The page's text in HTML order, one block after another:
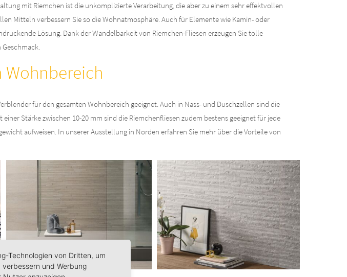
mit Riemchen ist die unkomplizierte Verarbeitung, die aber zu einem sehr effektvollen
Mitteln verbessern Sie so die Wohnatmosphäre. Auch für Elemente wie Kamin- oder
Lösung. Dank der Wandelbarkeit von Riemchen-Fliesen erzeugen Sie tolle
für den gesamten Wohnbereich geeignet. Auch in Nass- und Duschzellen sind die
Stärke zwischen 10-20 mm sind die Riemchenfliesen zudem bestens geeignet für jede
aufweisen. In unserer Ausstellung in Norden erfahren Sie mehr über die Vorteile von
Technologien von Dritten, um
und Werbung